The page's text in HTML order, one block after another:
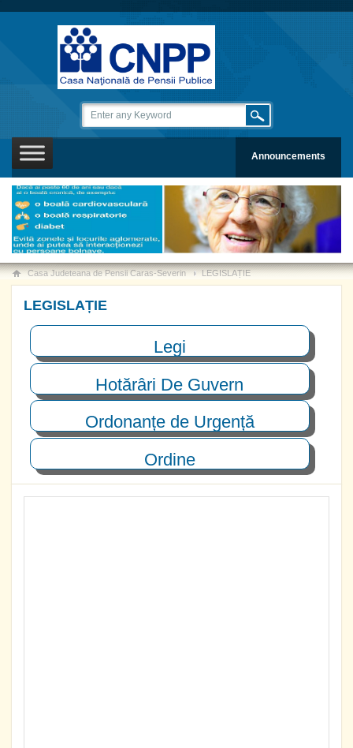
Announcements
Casa Judeteana de Pensii Caras-Severin LEGISLAȚIE
LEGISLAȚIE
Legi
Hotărâri De Guvern
Ordonanțe de Urgență
Ordine